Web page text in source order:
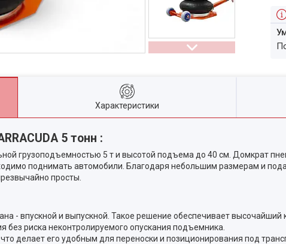
Характеристики
5 тонн :
грузоподъемностью 5 т и высотой подъема до 40 см. Домкрат
поднимать автомобили. Благодаря небольшим размерам и
просты.
- впускной и выпускной. Такое решение обеспечивает
без риска неконтролируемого опускания подъемника.
делает его удобным для переноски и позиционирования под